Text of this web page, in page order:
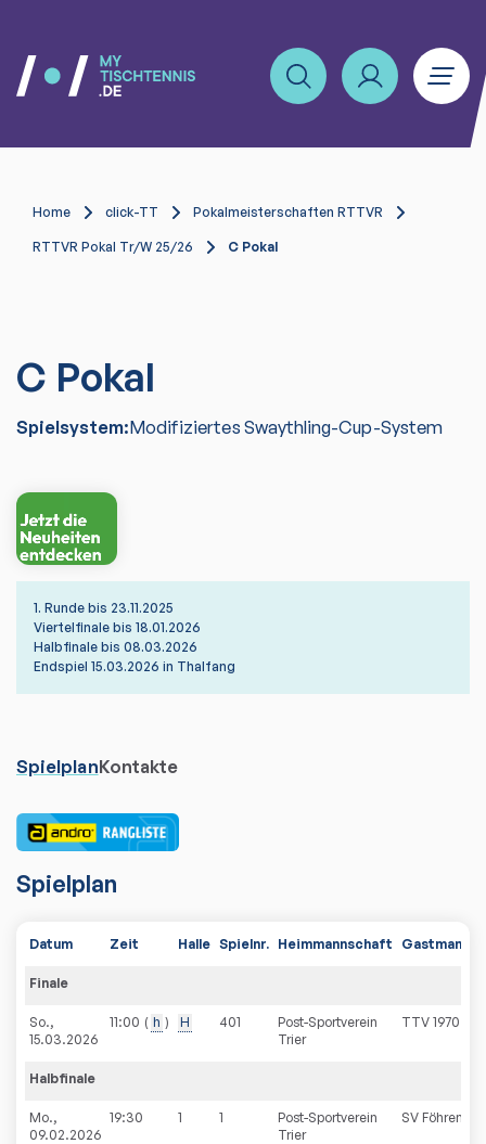
Home click-TT Pokalmeisterschaften RTTVR
RTTVR Pokal Tr/W 25/26 C Pokal
C Pokal
Spielsystem:Modifiziertes Swaythling-Cup-System
1. Runde bis 23.11.2025
Viertelfinale bis 18.01.2026
Halbfinale bis 08.03.2026
Endspiel 15.03.2026 in Thalfang
SpielplanKontakte
Spielplan
Datum Zeit Halle Spielnr. Heimmannschaft
Finale
So.,
15.03.2026
11:00 h H 401
Post-Sportverein
Trier
TTV 1970
Halbfinale
Mo.,
09.02.2026
19:30 1 1
Post-Sportverein
Trier
SV Föhren II